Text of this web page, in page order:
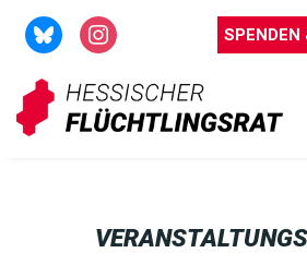
Zum
Inhalt
springen